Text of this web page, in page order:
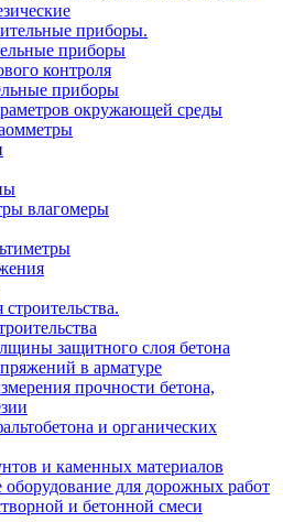
приборы
контроля
приборы
окружающей среды
влагомеры
защитного слоя бетона
в арматуре
прочности бетона,
и органических
и каменных материалов
оборудование для дорожных работ
и бетонной смеси